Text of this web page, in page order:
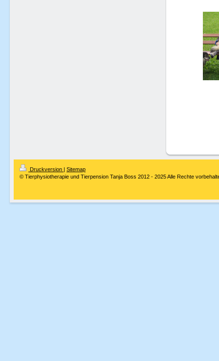
Druckversion | Sitemap
© Tierphysiotherapie und Tierpension Tanja Boss 2012 - 2025 Alle Rechte